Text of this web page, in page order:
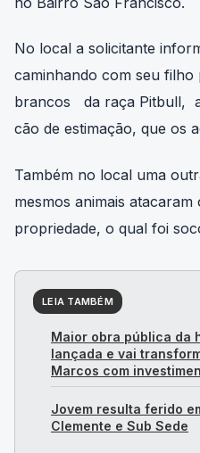
no Bairro São Francisco.
No local a solicitante
caminhando com seu
brancos da raça Pitbull,
cão de estimação, que os
Também no local uma
mesmos animais
propriedade, o qual foi
LEIA TAMBÉM
Maior obra pública da
lançada e vai
Marcos com
Jovem resulta ferido
Clemente e Sub Sede